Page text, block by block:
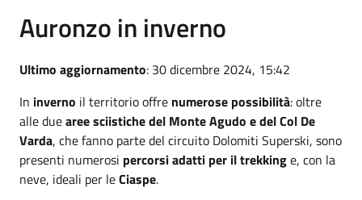
Auronzo in inverno
Ultimo aggiornamento: 30 dicembre 2024, 15:42
In inverno il territorio offre numerose possibilità: oltre
alle duearee sciistiche del Monte Agudo e del Col De
Varda, che fanno parte del circuito Dolomiti Superski, sono
presenti numerosi percorsi adatti per il trekkinge, con la
neve, ideali per leCiaspe.